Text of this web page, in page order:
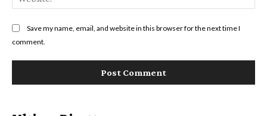
Save my name, email, and website in this browser for the next time I
comment.